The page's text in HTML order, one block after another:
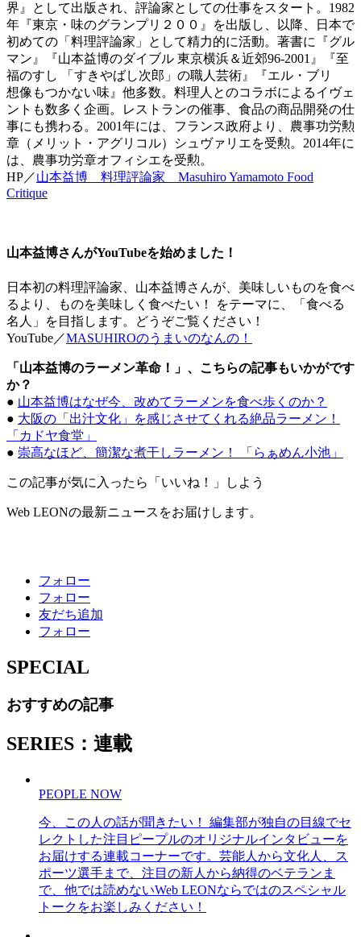
界』として出版され、評論家としての仕事をスタート。1982
年『東京・味のグランプリ２００』を出版し、以降、日本で
初めての「料理評論家」として精力的に活動。著書に『グル
マン』『山本益博のダイブル 東京横浜＆近郊96-2001』『至
福のすし 「すきやばし次郎」の職人芸術』『エル・ブリ
想像もつかない味』他多数。料理人とのコラボによるイヴェ
ントも数多く企画。レストランの催事、食品の商品開発の仕
事にも携わる。2001年には、フランス政府より、農事功労勲
章（メリット・アグリコル）シュヴァリエを受勲。2014年に
は、農事功労章オフィシエを受勲。
HP／山本益博 料理評論家 Masuhiro Yamamoto Food
Critique
山本益博さんがYouTubeを始めました！
日本初の料理評論家、山本益博さんが、美味しいものを食べ
るより、ものを美味しく食べたい！ をテーマに、「食べる
名人」を目指します。どうぞご覧ください！
YouTube／MASUHIROのうまいのなんの！
「山本益博のラーメン革命！」、こちらの記事もいかがです
か？
● 山本益博はなぜ今、改めてラーメンを食べ歩くのか？
● 大阪の「出汁文化」を感じさせてくれる絶品ラーメン！
「カドヤ食堂」
● 崇高なほど、簡潔な煮干しラーメン！ 「らぁめん小池」
この記事が気に入ったら「いいね！」しよう
Web LEONの最新ニュースをお届けします。
フォロー
フォロー
友だち追加
フォロー
SPECIAL
おすすめの記事
SERIES：連載
PEOPLE NOW
今、この人の話が聞きたい！ 編集部が独自の目線でセ
レクトした注目ピープルのオリジナルインタビューを
お届けする連載コーナーです。芸能人から文化人、ス
ポーツ選手まで、注目の新人から納得のベテランま
で、他では読めないWeb LEONならではのスペシャル
トークをお楽しみください！